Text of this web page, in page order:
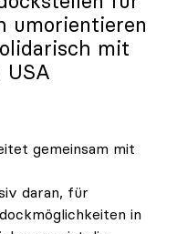
umorientieren
mit
USA
gemeinsam mit
daran, für
in